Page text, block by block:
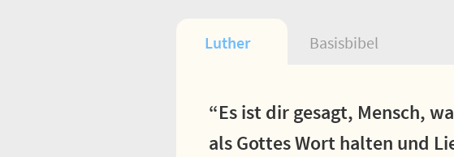
Luther Basisbibel
“Es ist dir gesagt, Mensch,
als Gottes Wort halten und